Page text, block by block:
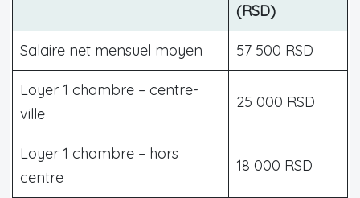
(RSD)
Salaire net mensuel moyen 57 500 RSD
Loyer 1 chambre – centre-
ville
25 000 RSD
Loyer 1 chambre – hors
centre
18 000 RSD